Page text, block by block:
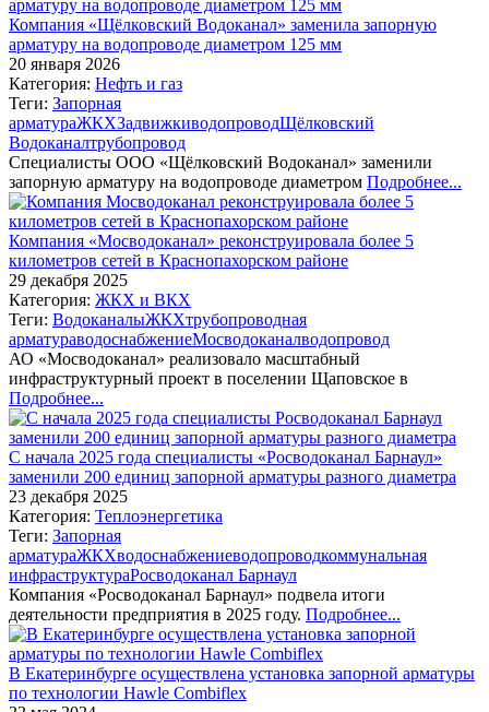
Компания «Щёлковский Водоканал» заменила запорную
арматуру на водопроводе диаметром 125 мм
20 января 2026
Категория: Нефть и газ
Теги: Запорная
арматураЖКХЗадвижкиводопроводЩёлковский
Водоканалтрубопровод
Специалисты ООО «Щёлковский Водоканал» заменили
запорную арматуру на водопроводе диаметром Подробнее...
Компания «Мосводоканал» реконструировала более 5
километров сетей в Краснопахорском районе
29 декабря 2025
Категория: ЖКХ и ВКХ
Теги: ВодоканалыЖКХтрубопроводная
арматураводоснабжениеМосводоканалводопровод
АО «Мосводоканал» реализовало масштабный
инфраструктурный проект в поселении Щаповское в
Подробнее...
С начала 2025 года специалисты «Росводоканал Барнаул»
заменили 200 единиц запорной арматуры разного диаметра
23 декабря 2025
Категория: Теплоэнергетика
Теги: Запорная
арматураЖКХводоснабжениеводопроводкоммунальная
инфраструктураРосводоканал Барнаул
Компания «Росводоканал Барнаул» подвела итоги
деятельности предприятия в 2025 году. Подробнее...
В Екатеринбурге осуществлена установка запорной арматуры
по технологии Hawle Combiflex